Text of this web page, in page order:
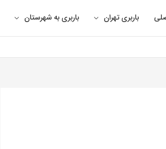
باربری تهران باربری به شهرستان